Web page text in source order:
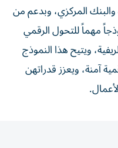
المركزي، وبدعم من
مهماً للتحول الرقمي
ويتيح هذا النموذج
آمنة، ويعزز قدراتهن